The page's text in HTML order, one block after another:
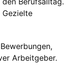
Arbeitgeber.